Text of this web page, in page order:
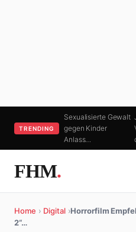
TRENDING
Sexualisierte Gewalt
gegen Kinder
Anlass…
FHM.
Home › Digital ›Horrorfilm
2“…